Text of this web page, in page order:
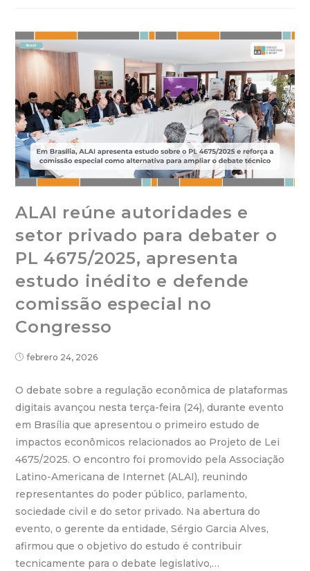
ALAI reúne autoridades e
setor privado para debater o
PL 4675/2025, apresenta
estudo inédito e defende
comissão especial no
Congresso
febrero 24, 2026
O debate sobre a regulação econômica de plataformas
digitais avançou nesta terça-feira (24), durante evento
em Brasília que apresentou o primeiro estudo de
impactos econômicos relacionados ao Projeto de Lei
4675/2025. O encontro foi promovido pela Associação
Latino-Americana de Internet (ALAI), reunindo
representantes do poder público, parlamento,
sociedade civil e do setor privado. Na abertura do
evento, o gerente da entidade, Sérgio Garcia Alves,
afirmou que o objetivo do estudo é contribuir
tecnicamente para o debate legislativo,…